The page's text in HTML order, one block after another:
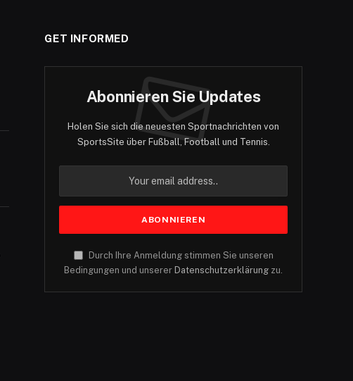
GET INFORMED
Abonnieren Sie Updates
Holen Sie sich die neuesten Sportnachrichten von
SportsSite über Fußball, Football und Tennis.
Durch Ihre Anmeldung stimmen Sie unseren
Bedingungen und unserer Datenschutzerklärung zu.